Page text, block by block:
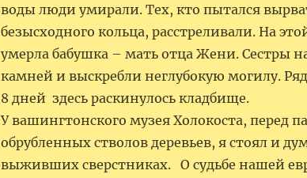
воды люди умирали. Тех, кто пытался
безысходного кольца, расстреливали. На
умерла бабушка – мать отца Жени. Сестры
камней и выскребли неглубокую могилу.
8 дней здесь раскинулось кладбище.
У вашингтонского музея Холокоста, перед
обрубленных стволов деревьев, я стоял и
выживших сверстниках. О судьбе